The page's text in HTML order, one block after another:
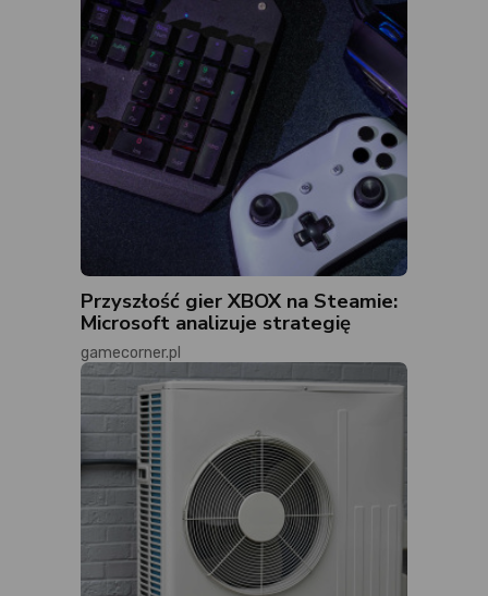
Przyszłość gier XBOX na Steamie:
Microsoft analizuje strategię
gamecorner.pl